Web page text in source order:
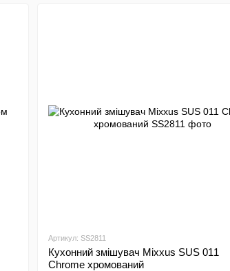
Артикул: SS2811
Кухонний змішувач Mixxus SUS 011
Chrome хромований